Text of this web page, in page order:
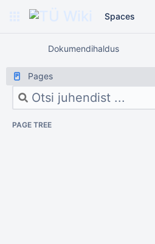
Spaces
Dokumendihaldus
Pages
PAGE TREE